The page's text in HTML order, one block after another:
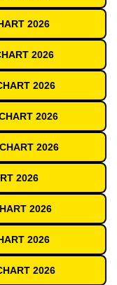
2026
2026
2026
2026
2026
2026
2026
2026
2026